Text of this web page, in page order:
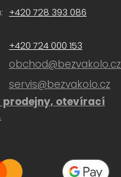
+420 728 393 086
+420 724 000 153
obchod@bezvakolo.cz
servis@bezvakolo.cz
prodejny, otevírací